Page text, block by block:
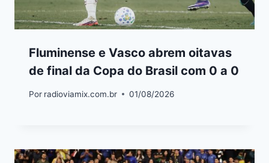
Fluminense e Vasco abrem oitavas
de final da Copa do Brasil com 0 a 0
Por radioviamix.com.br 01/08/2026